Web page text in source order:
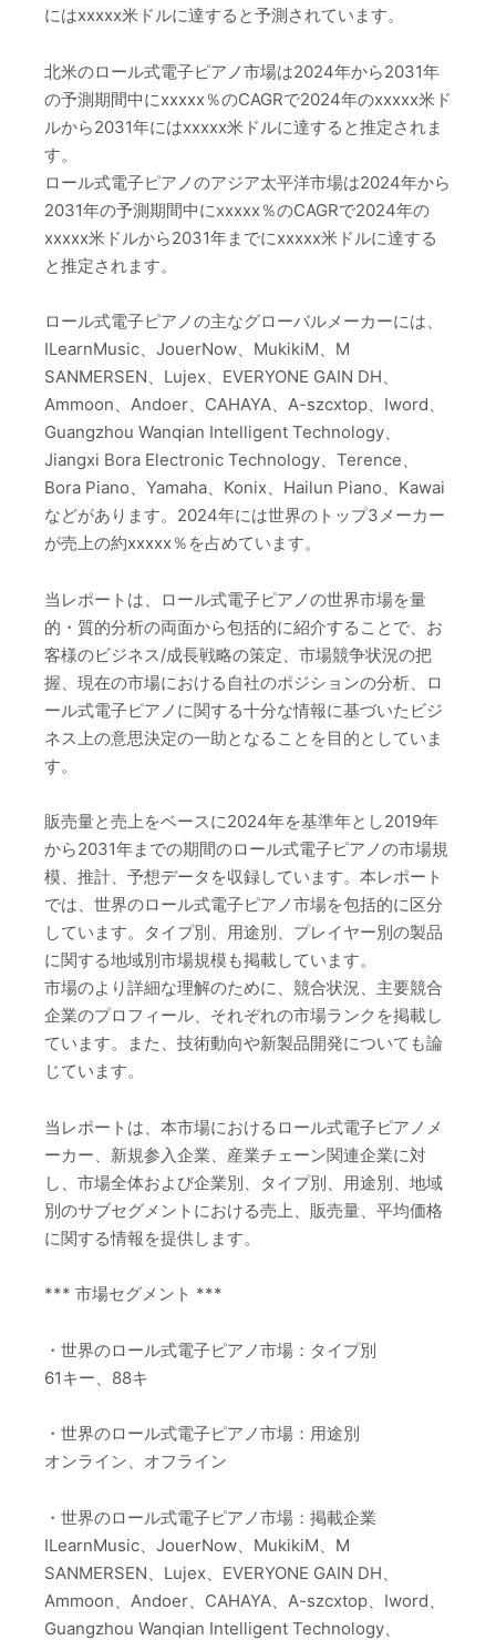
にはxxxxx米ドルに達すると予測されています。
北米のロール式電子ピアノ市場は2024年から2031年
の予測期間中にxxxxx％のCAGRで2024年のxxxxx米ド
ルから2031年にはxxxxx米ドルに達すると推定されま
す。
ロール式電子ピアノのアジア太平洋市場は2024年から
2031年の予測期間中にxxxxx％のCAGRで2024年の
xxxxx米ドルから2031年までにxxxxx米ドルに達する
と推定されます。
ロール式電子ピアノの主なグローバルメーカーには、
ILearnMusic、JouerNow、MukikiM、M
SANMERSEN、Lujex、EVERYONE GAIN DH、
Ammoon、Andoer、CAHAYA、A-szcxtop、Iword、
Guangzhou Wanqian Intelligent Technology、
Jiangxi Bora Electronic Technology、Terence、
Bora Piano、Yamaha、Konix、Hailun Piano、Kawai
などがあります。2024年には世界のトップ3メーカー
が売上の約xxxxx％を占めています。
当レポートは、ロール式電子ピアノの世界市場を量
的・質的分析の両面から包括的に紹介することで、お
客様のビジネス/成長戦略の策定、市場競争状況の把
握、現在の市場における自社のポジションの分析、ロ
ール式電子ピアノに関する十分な情報に基づいたビジ
ネス上の意思決定の一助となることを目的としていま
す。
販売量と売上をベースに2024年を基準年とし2019年
から2031年までの期間のロール式電子ピアノの市場規
模、推計、予想データを収録しています。本レポート
では、世界のロール式電子ピアノ市場を包括的に区分
しています。タイプ別、用途別、プレイヤー別の製品
に関する地域別市場規模も掲載しています。
市場のより詳細な理解のために、競合状況、主要競合
企業のプロフィール、それぞれの市場ランクを掲載し
ています。また、技術動向や新製品開発についても論
じています。
当レポートは、本市場におけるロール式電子ピアノメ
ーカー、新規参入企業、産業チェーン関連企業に対
し、市場全体および企業別、タイプ別、用途別、地域
別のサブセグメントにおける売上、販売量、平均価格
に関する情報を提供します。
*** 市場セグメント ***
・世界のロール式電子ピアノ市場：タイプ別
61キー、88キ
・世界のロール式電子ピアノ市場：用途別
オンライン、オフライン
・世界のロール式電子ピアノ市場：掲載企業
ILearnMusic、JouerNow、MukikiM、M
SANMERSEN、Lujex、EVERYONE GAIN DH、
Ammoon、Andoer、CAHAYA、A-szcxtop、Iword、
Guangzhou Wanqian Intelligent Technology、